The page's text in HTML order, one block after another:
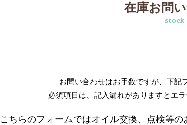
在庫お問
stock
お問い合わせはお手数ですが、下記
必須項目は、記入漏れがありますとエ
こちらのフォームではオイル交換、点検等の